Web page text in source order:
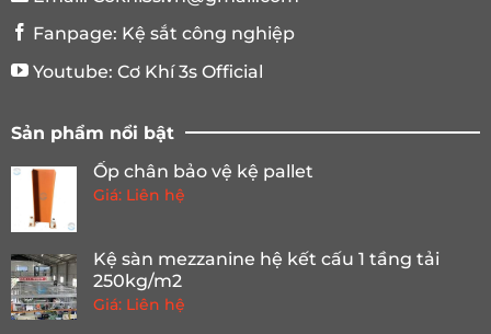
Fanpage: Kệ sắt công nghiệp
Youtube: Cơ Khí 3s Official
Sản phẩm nổi bật
Ốp chân bảo vệ kệ pallet
Giá: Liên hệ
Kệ sàn mezzanine hệ kết cấu 1 tầng tải
250kg/m2
Giá: Liên hệ